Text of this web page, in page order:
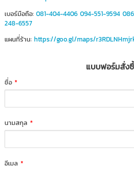
เบอร์มือถือ:081-404-4406 094-551-9594
248-6557
แผนที่ร้าน:https://goo.gl/maps/
แบบฟอร์มสั่ง
ชื่อ*
นามสกุล*
อีเมล*